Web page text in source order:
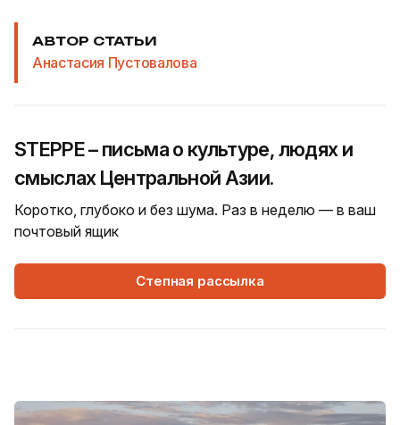
АВТОР СТАТЬИ
Анастасия Пустовалова
STEPPE – письма о культуре, людях и
смыслах Центральной Азии.
Коротко, глубоко и без шума. Раз в неделю — в ваш
почтовый ящик
Степная рассылка